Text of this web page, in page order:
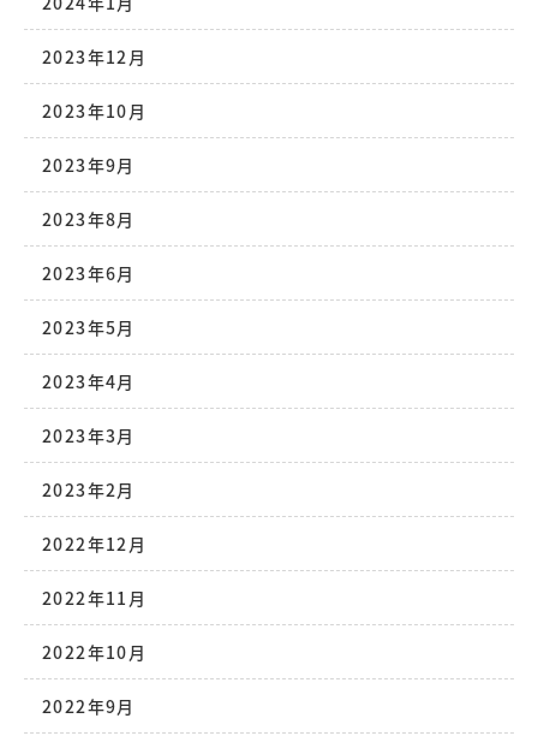
2023年12月
2023年10月
2023年9月
2023年8月
2023年6月
2023年5月
2023年4月
2023年3月
2023年2月
2022年12月
2022年11月
2022年10月
2022年9月